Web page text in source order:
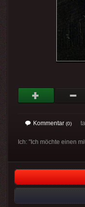
Kommentar (0)
Ich: "Ich möchte einen